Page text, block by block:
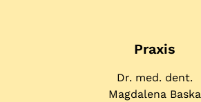
Praxis
Dr. med. dent.
Magdalena Baska